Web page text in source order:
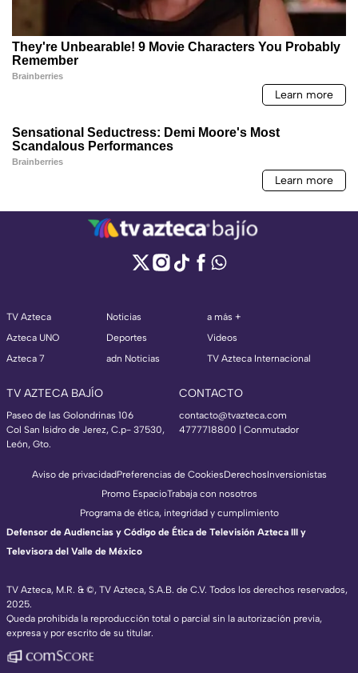
TV Azteca
Azteca UNO
Azteca 7
Noticias
Deportes
adn Noticias
a más +
Videos
TV Azteca Internacional
TV AZTECA BAJÍO
Paseo de las Golondrinas 106
Col San Isidro de Jerez, C.p- 37530,
León, Gto.
CONTACTO
contacto@tvazteca.com
4777718800 | Conmutador
TV Azteca, M.R. & ©, TV Azteca, S.A.B. de C.V. Todos los derechos reservados,
2025.
Queda prohibida la reproducción total o parcial sin la autorización previa,
expresa y por escrito de su titular.
Aviso de privacidadPreferencias de CookiesDerechosInversionistas
Promo EspacioTrabaja con nosotros
Programa de ética, integridad y cumplimiento
Defensor de Audiencias y Código de Ética de Televisión Azteca III y
Televisora del Valle de México